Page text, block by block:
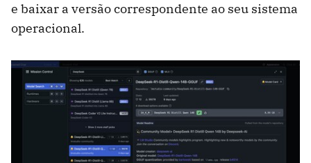
e baixar a versão correspondente ao seu sistema
operacional.